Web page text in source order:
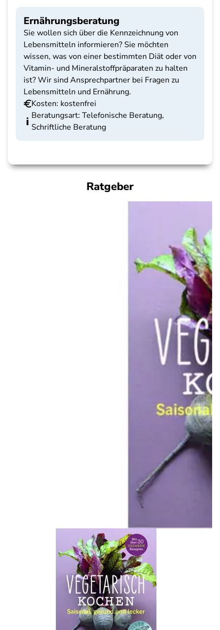
Ernährungsberatung
Sie wollen sich über die Kennzeichnung von
Lebensmitteln informieren? Sie möchten
wissen, was von einer bestimmten Diät oder von
Vitamin- und Mineralstoffpräparaten zu halten
ist? Wir sind Ansprechpartner bei Fragen zu
Lebensmitteln und Ernährung.
Kosten: kostenfrei
Beratungsart: Telefonische Beratung,
Schriftliche Beratung
Ratgeber